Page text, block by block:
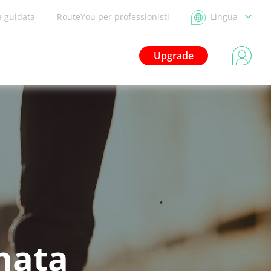
guidata RouteYou per professionisti Lingua
Upgrade